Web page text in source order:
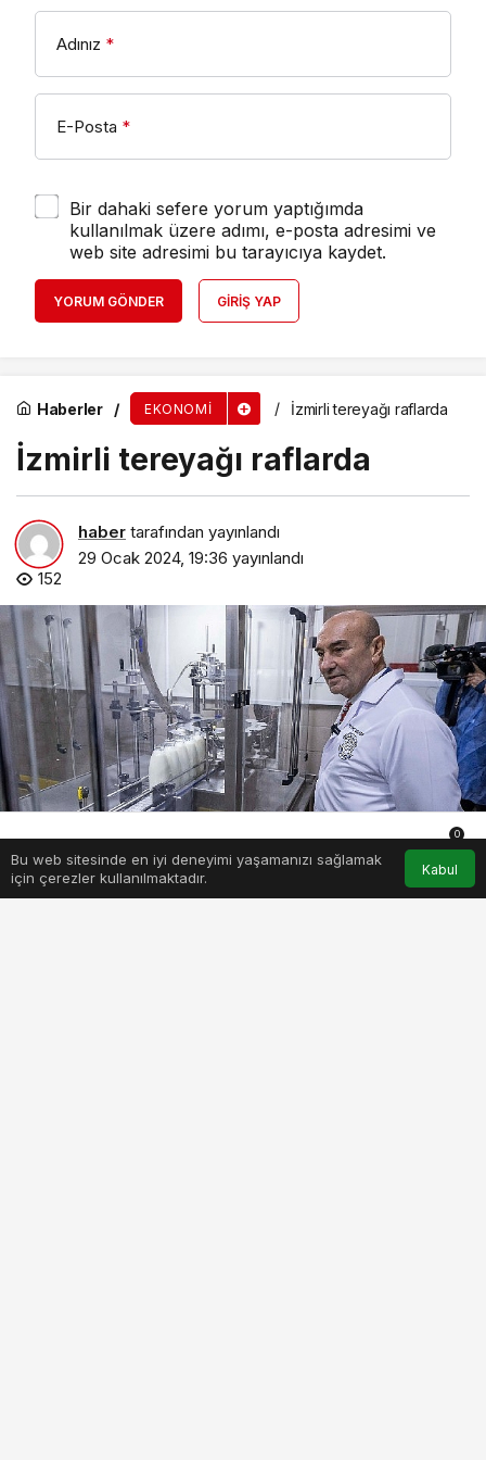
Adınız *
E-Posta *
Bir dahaki sefere yorum yaptığımda
kullanılmak üzere adımı, e-posta adresimi ve
web site adresimi bu tarayıcıya kaydet.
YORUM GÖNDER GIRIŞ YAP
Haberler EKONOMI İzmirli tereyağı raflarda
İzmirli tereyağı raflarda
haber tarafından yayınlandı
29 Ocak 2024, 19:36 yayınlandı
152
Bu web sitesinde en iyi deneyimi yaşamanızı sağlamak
için çerezler kullanılmaktadır.
Kabul
Anasayfa Akış Hesabım Bildirimler
0